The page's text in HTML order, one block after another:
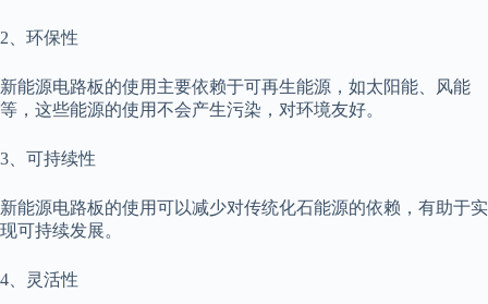
2、环保性
新能源电路板的使用主要依赖于可再生能源，如太阳能、风能
等，这些能源的使用不会产生污染，对环境友好。
3、可持续性
新能源电路板的使用可以减少对传统化石能源的依赖，有助于实
现可持续发展。
4、灵活性